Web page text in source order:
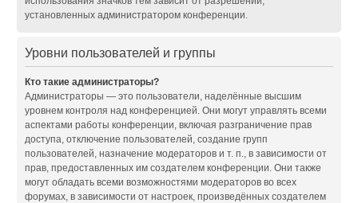
установленных администратором конференции.
Уровни пользователей и группы
Кто такие администраторы?
Администраторы — это пользователи, наделённые высшим
уровнем контроля над конференцией. Они могут управлять всеми
аспектами работы конференции, включая разграничение прав
доступа, отключение пользователей, создание групп
пользователей, назначение модераторов и т. п., в зависимости от
прав, предоставленных им создателем конференции. Они также
могут обладать всеми возможностями модераторов во всех
форумах, в зависимости от настроек, произведённых создателем